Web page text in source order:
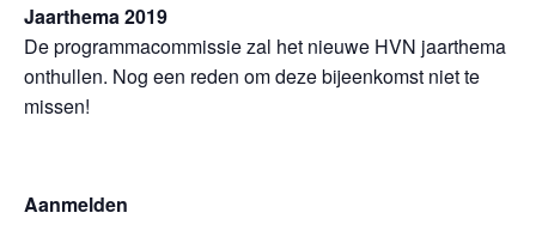
Jaarthema 2019
De programmacommissie zal het nieuwe HVN jaarthema
onthullen. Nog een reden om deze bijeenkomst niet te
missen!
Aanmelden